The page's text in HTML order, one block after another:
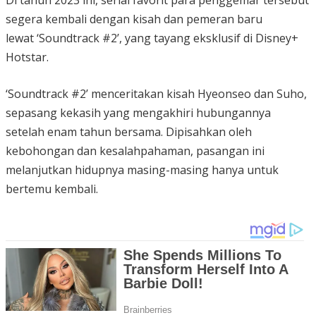
segera kembali dengan kisah dan pemeran baru
lewat ‘Soundtrack #2’, yang tayang eksklusif di Disney+
Hotstar.
‘Soundtrack #2’ menceritakan kisah Hyeonseo dan Suho,
sepasang kekasih yang mengakhiri hubungannya
setelah enam tahun bersama. Dipisahkan oleh
kebohongan dan kesalahpahaman, pasangan ini
melanjutkan hidupnya masing-masing hanya untuk
bertemu kembali.